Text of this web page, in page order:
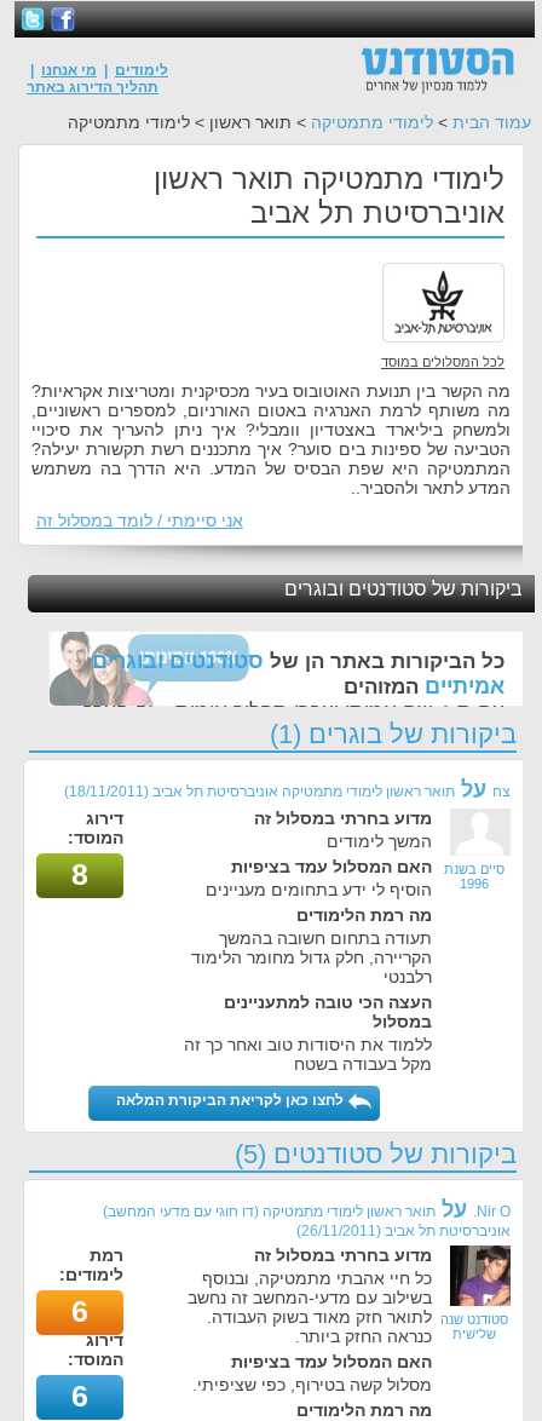
לימודים מי אנחנו
תהליך הדירוג באתר
עמוד הבית > לימודי מתמטיקה > תואר ראשון > לימודי מתמטיקה
לימודי מתמטיקה תואר ראשון
אוניברסיטת תל אביב
לכל המסלולים במוסד
מה הקשר בין תנועת האוטובוס בעיר מכסיקנית ומטריצות אקראיות?
מה משותף לרמת האנרגיה באטום האורניום, למספרים ראשוניים,
ולמשחק ביליארד באצטדיון וומבלי? איך ניתן להעריך את סיכויי
הטביעה של ספינות בים סוער? איך מתכננים רשת תקשורת יעילה?
המתמטיקה היא שפת הבסיס של המדע. היא הדרך בה משתמש
המדע לתאר ולהסביר..
אני סיימתי / לומד במסלול זה
ביקורות של סטודנטים ובוגרים
כל הביקורות באתר הן של סטודנטים ובוגרים
אמיתיים המזוהים
עם ת.ז, שם אמיתי ועברו תהליך אימות - זה הערך
החשוב לנו ביותר באתר
ביקורות של בוגרים (1)
צח על תואר ראשון לימודי מתמטיקה אוניברסיטת תל אביב (18/11/2011)
סיים בשנת
1996
מדוע בחרתי במסלול זה
המשך לימודים
האם המסלול עמד בציפיות
הוסיף לי ידע בתחומים מעניינים
מה רמת הלימודים
תעודה בתחום חשובה בהמשך
הקריירה, חלק גדול מחומר הלימוד
רלבנטי
העצה הכי טובה למתעניינים
במסלול
ללמוד את היסודות טוב ואחר כך זה
מקל בעבודה בשטח
דירוג
המוסד:
8
לחצו כאן לקריאת הביקורת המלאה
ביקורות של סטודנטים (5)
Nir O. על תואר ראשון לימודי מתמטיקה (דו חוגי עם מדעי המחשב)
אוניברסיטת תל אביב (
26/11/2011
)
סטודנט שנה
שלישית
מדוע בחרתי במסלול זה
כל חיי אהבתי מתמטיקה, ובנוסף
בשילוב עם מדעי-המחשב זה נחשב
לתואר חזק מאוד בשוק העבודה.
כנראה החזק ביותר.
האם המסלול עמד בציפיות
מסלול קשה בטירוף, כפי שציפיתי.
מה רמת הלימודים
רמת
לימודים:
6
דירוג
המוסד:
6